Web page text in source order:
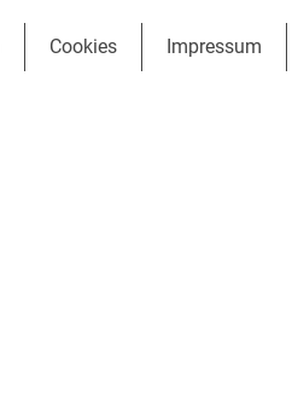
Cookies Impressum